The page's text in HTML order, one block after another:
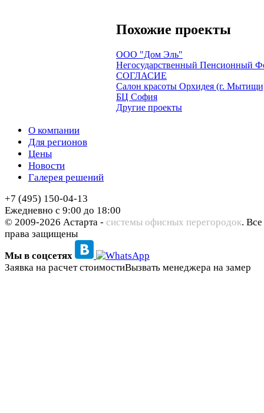
Похожие проекты
ООО "Дом Эль"
Негосударственный Пенсионный
СОГЛАСИЕ
Салон красоты Орхидея (г.
БЦ София
Другие проекты
О компании
Для регионов
Цены
Новости
Галерея решений
+7 (495) 150-04-13
Ежедневно с 9:00 до 18:00
© 2009-2026 Астарта - системы офисных перегородок. Все
права защищены
Мы в соцсетях
Заявка на расчет стоимостиВызвать менеджера на замер